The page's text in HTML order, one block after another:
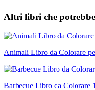
Altri libri che
Animali Libro da Colorare
Barbecue Libro da Colorare 1